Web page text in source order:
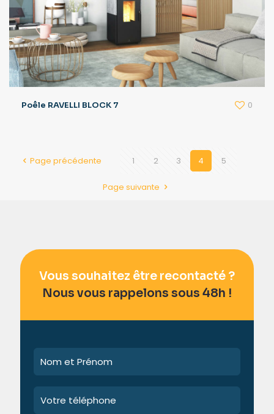
Poêle RAVELLI BLOCK 7 0
Page précédente 1 2 3 4 5
Page suivante
Vous souhaitez être recontacté ?
Nous vous rappelons sous 48h !